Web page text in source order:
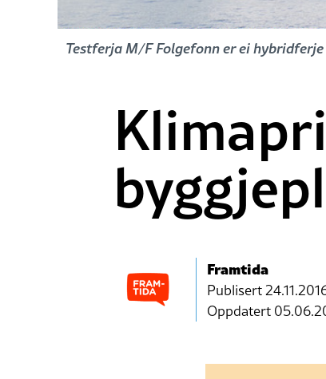
Testferja M/F Folgefonn er ei
Framtida
Publisert
Oppdatert